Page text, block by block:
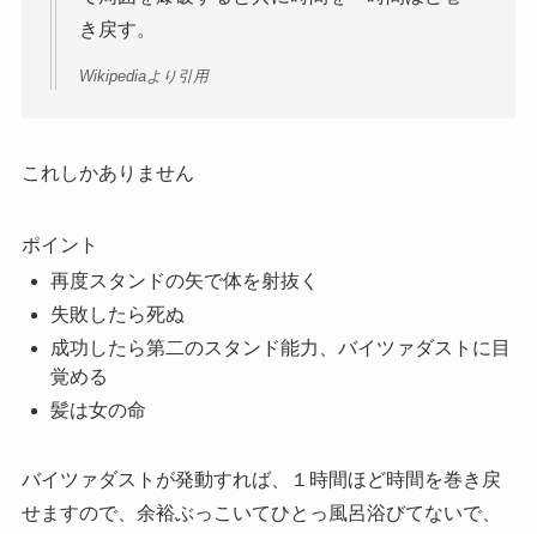
き戻す。
Wikipediaより引用
これしかありません
ポイント
再度スタンドの矢で体を射抜く
失敗したら死ぬ
成功したら第二のスタンド能力、バイツァダストに目
覚める
髪は女の命
バイツァダストが発動すれば、１時間ほど時間を巻き戻
せますので、余裕ぶっこいてひとっ風呂浴びてないで、